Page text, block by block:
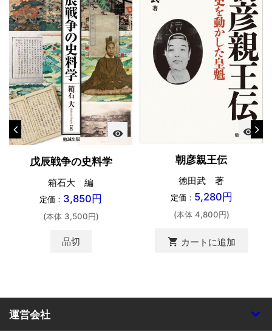
visibility
戊辰戦争の史料学
箱石大 編
定価： 3,850円
(本体 3,500円)
品切
visibility
朝彦親王伝
徳田武 著
定価： 5,280円
(本体 4,800円)
shopping_cart カートに追加
運営会社